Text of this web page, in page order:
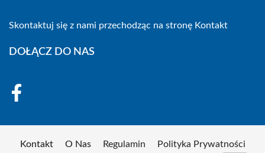
Skontaktuj się z nami przechodząc na stronę Kontakt
DOŁĄCZ DO NAS
Kontakt O Nas Regulamin Polityka Prywatności